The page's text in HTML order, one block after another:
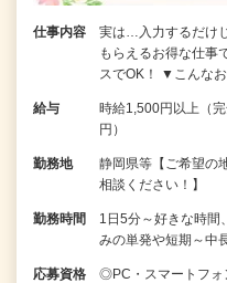
仕事内容
実は…入力するだけ
もらえるお得な仕事
スでOK！ ▼こんな
給与
時給1,500円以上（
円）
勤務地
静岡県等【ご希望の
相談ください！】
勤務時間
1日5分～好きな時
みの単発や短期～中
応募資格
◎PC・スマートフォ